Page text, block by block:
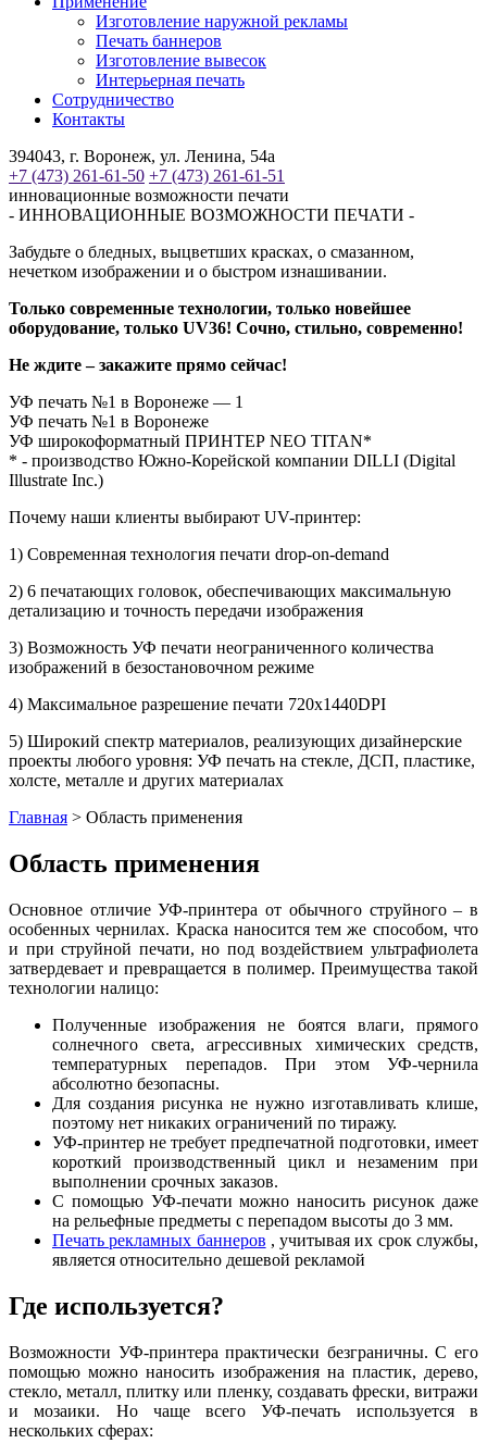
Изготовление наружной рекламы
Печать баннеров
Изготовление вывесок
Интерьерная печать
Сотрудничество
Контакты
394043, г. Воронеж, ул. Ленина, 54а
+7 (473) 261-61-50 +7 (473) 261-61-51
инновационные возможности печати
- ИННОВАЦИОННЫЕ ВОЗМОЖНОСТИ ПЕЧАТИ -
Забудьте о бледных, выцветших красках, о смазанном,
нечетком изображении и о быстром изнашивании.
Только современные технологии, только новейшее
оборудование, только UV36! Сочно, стильно, современно!
Не ждите – закажите прямо сейчас!
УФ печать №1 в Воронеже — 1
УФ печать №1 в Воронеже
УФ широкоформатный ПРИНТЕР NEO TITAN*
* - производство Южно-Корейской компании DILLI (Digital
Illustrate Inc.)
Почему наши клиенты выбирают UV-принтер:
1) Современная технология печати drop-on-demand
2) 6 печатающих головок, обеспечивающих максимальную
детализацию и точность передачи изображения
3) Возможность УФ печати неограниченного количества
изображений в безостановочном режиме
4) Максимальное разрешение печати 720x1440DPI
5) Широкий спектр материалов, реализующих дизайнерские
проекты любого уровня: УФ печать на стекле, ДСП, пластике,
холсте, металле и других материалах
Главная > Область применения
Область применения
Основное отличие УФ-принтера от обычного струйного – в
особенных чернилах. Краска наносится тем же способом, что
и при струйной печати, но под воздействием ультрафиолета
затвердевает и превращается в полимер. Преимущества такой
технологии налицо:
Полученные изображения не боятся влаги, прямого
солнечного света, агрессивных химических средств,
температурных перепадов. При этом УФ-чернила
абсолютно безопасны.
Для создания рисунка не нужно изготавливать клише,
поэтому нет никаких ограничений по тиражу.
УФ-принтер не требует предпечатной подготовки, имеет
короткий производственный цикл и незаменим при
выполнении срочных заказов.
С помощью УФ-печати можно наносить рисунок даже
на рельефные предметы с перепадом высоты до 3 мм.
Печать рекламных баннеров , учитывая их срок службы,
является относительно дешевой рекламой
Где используется?
Возможности УФ-принтера практически безграничны. С его
помощью можно наносить изображения на пластик, дерево,
стекло, металл, плитку или пленку, создавать фрески, витражи
и мозаики. Но чаще всего УФ-печать используется в
нескольких сферах: